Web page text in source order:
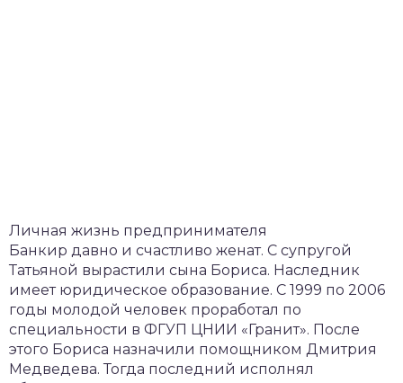
Личная жизнь предпринимателя
Банкир давно и счастливо женат. С супругой
Татьяной вырастили сына Бориса. Наследник
имеет юридическое образование. С 1999 по 2006
годы молодой человек проработал по
специальности в ФГУП ЦНИИ «Гранит». После
этого Бориса назначили помощником Дмитрия
Медведева. Тогда последний исполнял